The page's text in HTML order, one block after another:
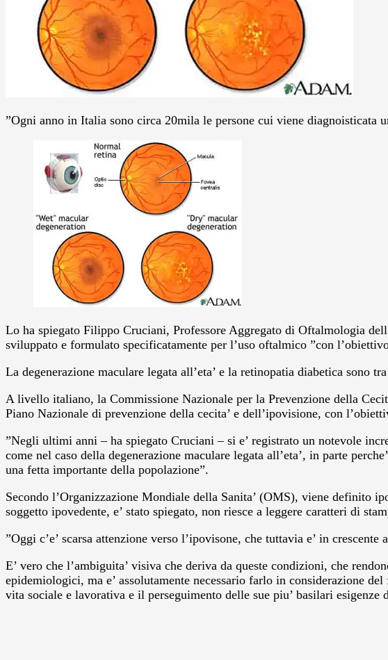
”Ogni anno in Italia sono circa 20mila le persone cui viene diagnoisticata
Lo ha spiegato Filippo Cruciani, Professore Aggregato di Oftalmologia
sviluppato e formulato specificatamente per l’uso oftalmico ”con
La degenerazione maculare legata all’eta’ e la retinopatia diabetica sono
A livello italiano, la Commissione Nazionale per la Prevenzione della
Piano Nazionale di prevenzione della cecita’ e dell’ipovisione, con
”Negli ultimi anni – ha spiegato Cruciani – si e’ registrato un notevole
come nel caso della degenerazione maculare legata all’eta’, in parte
una fetta importante della popolazione”.
Secondo l’Organizzazione Mondiale della Sanita’ (OMS), viene definito
soggetto ipovedente, e’ stato spiegato, non riesce a leggere caratteri di
”Oggi c’e’ scarsa attenzione verso l’ipovisone, che tuttavia e’ in
E’ vero che l’ambiguita’ visiva che deriva da queste condizioni, che
epidemiologici, ma e’ assolutamente necessario farlo in considerazione
vita sociale e lavorativa e il perseguimento delle sue piu’ basilari esigenze